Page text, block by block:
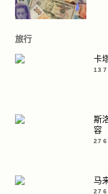
旅行
卡
13 7
斯
容
27 6
马
27 6